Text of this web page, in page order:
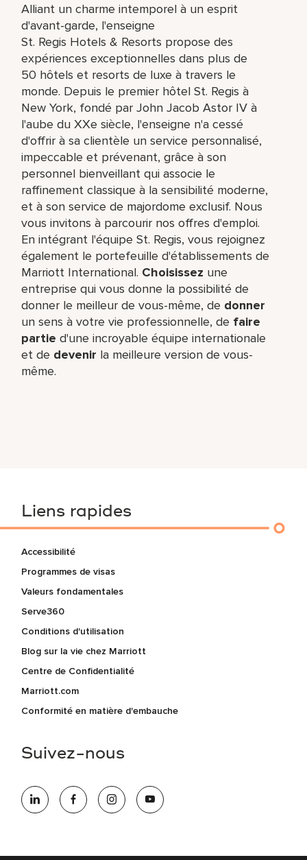
Alliant un charme intemporel à un esprit
d'avant-garde, l'enseigne
St. Regis Hotels & Resorts propose des
expériences exceptionnelles dans plus de
50 hôtels et resorts de luxe à travers le
monde. Depuis le premier hôtel St. Regis à
New York, fondé par John Jacob Astor IV à
l'aube du XXe siècle, l'enseigne n'a cessé
d'offrir à sa clientèle un service personnalisé,
impeccable et prévenant, grâce à son
personnel bienveillant qui associe le
raffinement classique à la sensibilité moderne,
et à son service de majordome exclusif. Nous
vous invitons à parcourir nos offres d'emploi.
En intégrant l'équipe St. Regis, vous rejoignez
également le portefeuille d'établissements de
Marriott International. Choisissez une
entreprise qui vous donne la possibilité de
donner le meilleur de vous-même,​ de donner
un sens à votre vie professionnelle, de faire
partie d'une incroyable équipe​ internationale
et de devenir la meilleure version de vous-
même.
Liens rapides
Accessibilité
Programmes de visas
Valeurs fondamentales
Serve360
Conditions d'utilisation
Blog sur la vie chez Marriott
Centre de Confidentialité
Marriott.com
Conformité en matière d'embauche
Suivez-nous